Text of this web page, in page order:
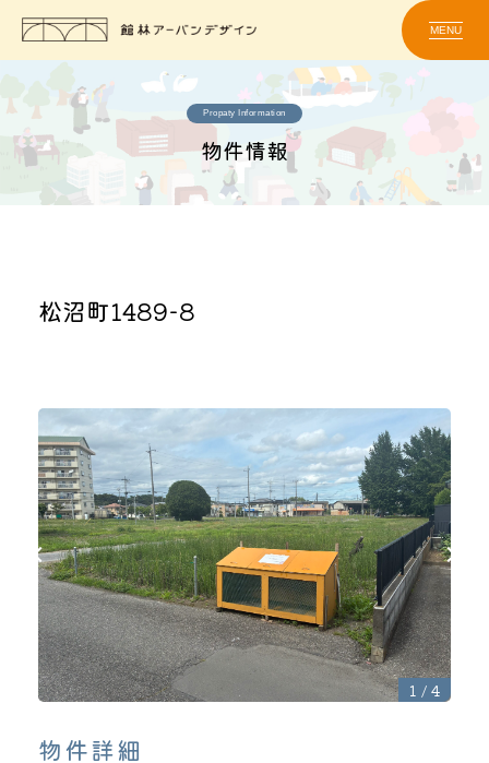
MENU
Propaty Information
物件情報
松沼町1489-8
1 / 4
物件詳細